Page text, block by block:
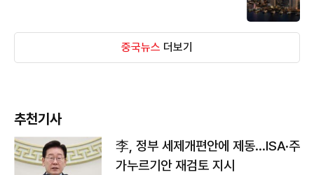
중국뉴스 더보기
추천기사
李, 정부 세제개편안에 제동…ISA·주
가누르기안 재검토 지시